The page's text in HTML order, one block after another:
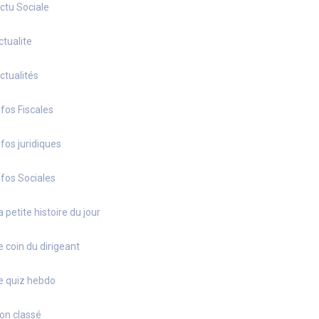
Sociale
Fiscales
juridiques
Sociales
petite histoire du jour
coin du dirigeant
quiz hebdo
classé